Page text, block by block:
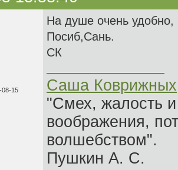
08-15
На душе очень удобно,
Посиб,Сань.
СК
Саша Коврижных
"Смех, жалость
воображения,
волшебством".
Пушкин А. С.